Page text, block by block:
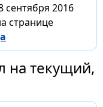
сентября 2016
странице
на текущий,